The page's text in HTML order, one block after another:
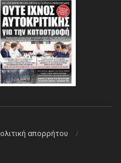
απορρήτου